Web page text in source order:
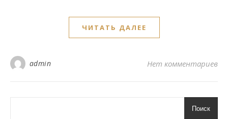
ЧИТАТЬ ДАЛЕЕ
admin Нет комментариев
Поиск